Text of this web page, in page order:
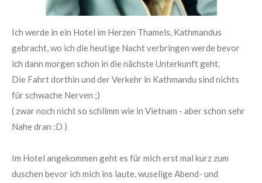
Ich werde in ein Hotel im Herzen Thamels, Kathmandus
gebracht, wo ich die heutige Nacht verbringen werde bevor
ich dann morgen schon in die nächste Unterkunft geht.
Die Fahrt dorthin und der Verkehr in Kathmandu sind nichts
für schwache Nerven ;)
( zwar noch nicht so schlimm wie in Vietnam - aber schon sehr
Nahe dran :D )
Im Hotel angekommen geht es für mich erst mal kurz zum
duschen bevor ich mich ins laute, wuselige Abend- und